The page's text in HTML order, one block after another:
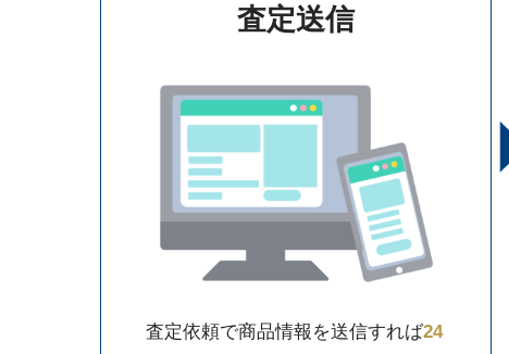
査定送信
査定依頼で商品情報を送信すれば24